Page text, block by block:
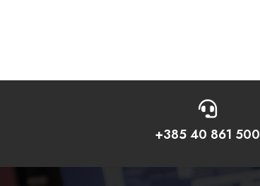

+385 40 861 500